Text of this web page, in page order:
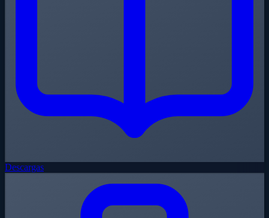
Descargas